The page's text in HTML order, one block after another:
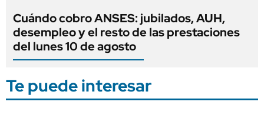
Cuándo cobro ANSES: jubilados, AUH,
desempleo y el resto de las prestaciones
del lunes 10 de agosto
Te puede interesar